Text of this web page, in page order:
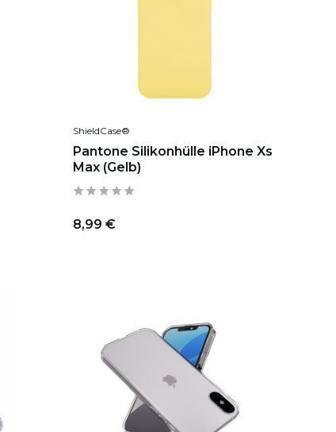
ShieldCase®
Pantone Silikonhülle iPhone Xs
Max (Gelb)
8,99 €